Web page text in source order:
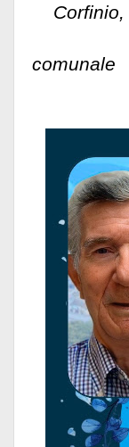
Corfinio,
comunale